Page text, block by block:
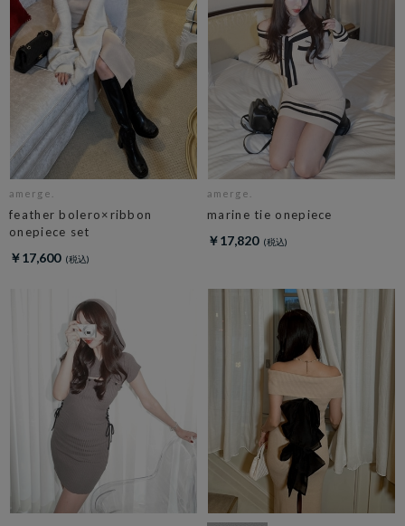
amerge.
feather bolero×ribbon
onepiece set
￥17,600
amerge.
marine tie onepiece
￥17,820